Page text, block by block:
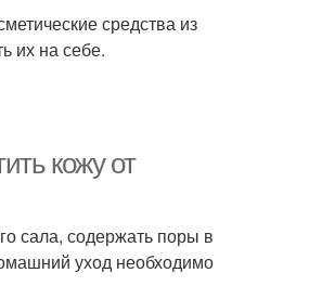
средства из
их на себе.
кожу от
сала, содержать поры в
уход необходимо